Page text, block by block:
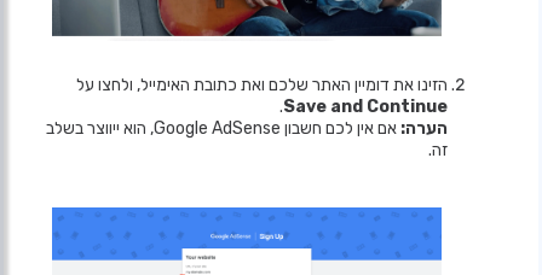
הזינו את דומיין האתר שלכם ואת כתובת האימייל, ולחצו על
Save and Continue
.
הערה:
אם אין לכם חשבון Google AdSense, הוא ייווצר בשלב
זה.